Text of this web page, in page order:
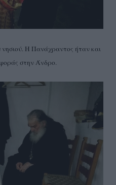
νησιού. Η Πανάχραντος ήταν και
στην Άνδρο.